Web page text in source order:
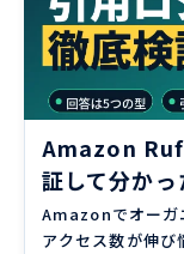
Amazon
証して分か
Amazonでオーガ
アクセス数が伸び